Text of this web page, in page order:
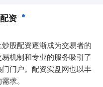
资
股配资逐渐成为交易者的
机制和专业的服务吸引了
门户。配资实盘网也以丰
求。